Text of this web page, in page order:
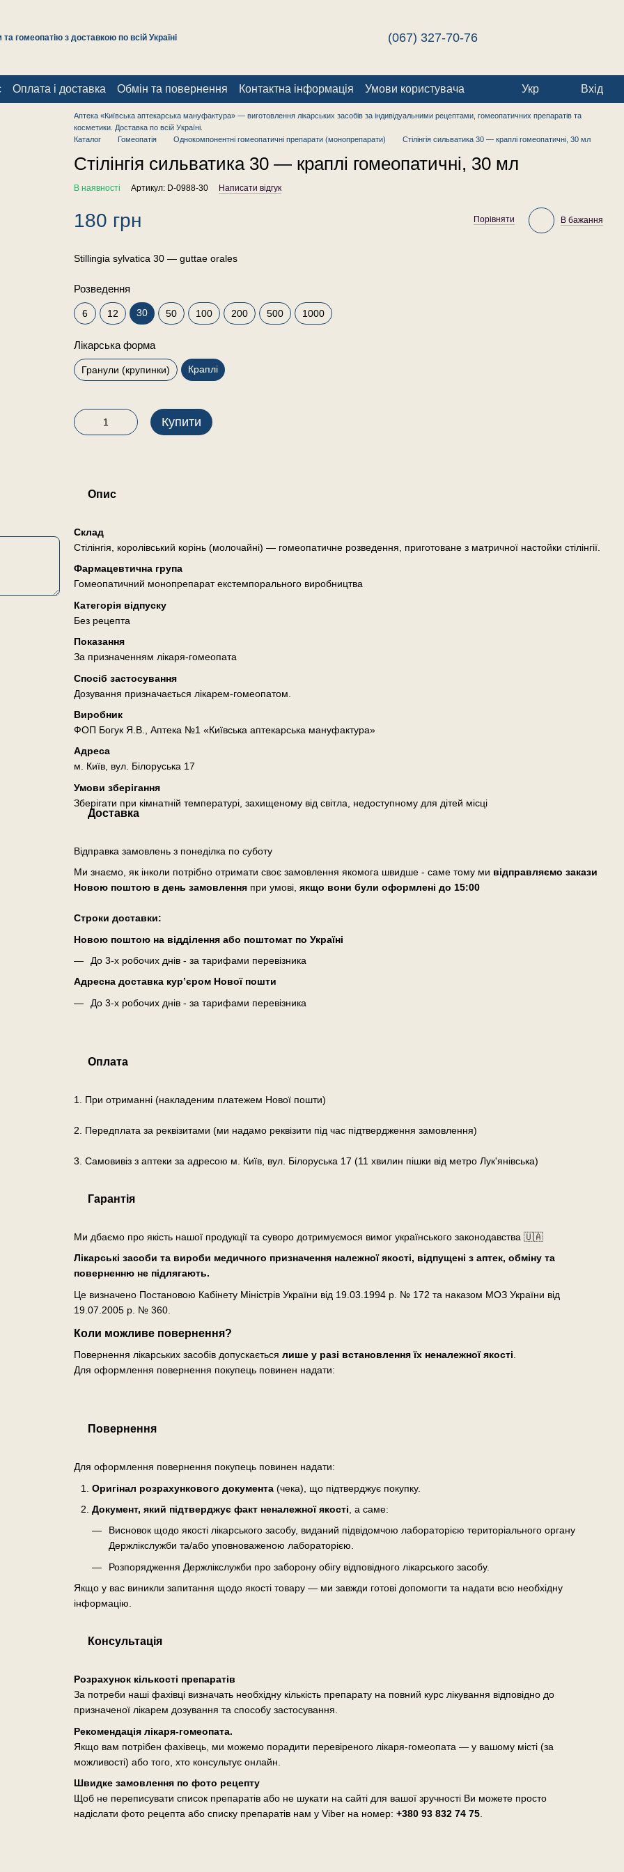
гомеопатію з доставкою по всій Україні (067) 327-70-76
Оплата і доставка Обмін та повернення Контактна інформація Умови користувача Укр Вхід
Аптека «Київська аптекарська мануфактура» — виготовлення лікарських засобів за індивідуальними рецептами, гомеопатичних препаратів та
косметики. Доставка по всій Україні.
Каталог
Гомеопатія Однокомпонентні гомеопатичні препарати (монопрепарати) Стілінгія сильватика 30 — краплі гомеопатичні, 30 мл
Стілінгія сильватика 30 — краплі гомеопатичні, 30 мл
В наявності Артикул: D-0988-30 Написати відгук
180 грн Порівняти В бажання
Stillingia sylvatica 30 — guttae orales
Розведення
6 12 30 50 100 200 500 1000
Лікарська форма
Гранули (крупинки) Краплі
Купити
Опис
Склад
Стілінгія, королівський корінь (молочайні) — гомеопатичне розведення, приготоване з матричної настойки стілінгії.
Фармацевтична група
Гомеопатичний монопрепарат екстемпорального виробництва
Категорія відпуску
Без рецепта
Показання
За призначенням лікаря-гомеопата
Спосіб застосування
Дозування призначається лікарем-гомеопатом.
Виробник
ФОП Богук Я.В., Аптека №1 «Київська аптекарська мануфактура»
Адреса
м. Київ, вул. Білоруська 17
Умови зберігання
Зберігати при кімнатній температурі, захищеному від світла, недоступному для дітей місці
Доставка
Відправка замовлень з понеділка по суботу
Ми знаємо, як інколи потрібно отримати своє замовлення якомога швидше - саме тому ми відправляємо закази
Новою поштою в день замовленняпри умові, якщо вони були оформлені до 15:00
Cтроки доставки:
Новою поштою на відділення або поштомат по Україні
До 3-х робочих днів - за тарифами перевізника
Адресна доставка кур’єром Нової пошти
До 3-х робочих днів - за тарифами перевізника
Оплата
1. При отриманні (накладеним платежем Нової пошти)
2. Передплата за реквізитами (ми надамо реквізити під час підтвердження замовлення)
3. Самовивіз з аптеки за адресою м. Київ, вул. Білоруська 17 (11 хвилин пішки від метро Лук'янівська)
Гарантія
Ми дбаємо про якість нашої продукції та суворо дотримуємося вимог українського законодавства 🇺🇦
Лікарські засоби та вироби медичного призначення належної якості, відпущені з аптек, обміну та
поверненню не підлягають.
Це визначено Постановою Кабінету Міністрів України від 19.03.1994 р. № 172 та наказом МОЗ України від
19.07.2005 р. № 360.
Коли можливе повернення?
Повернення лікарських засобів допускається лише у разі встановлення їх неналежної якості
Для оформлення повернення покупець повинен надати:
Повернення
Для оформлення повернення покупець повинен надати:
Оригінал розрахункового документа(чека), що підтверджує покупку.
Документ, який підтверджує факт неналежної якості , а саме:
Висновок щодо якості лікарського засобу, виданий підвідомчою лабораторією територіального органу
Держлікслужби та/або уповноваженою лабораторією.
Розпорядження Держлікслужби про заборону обігу відповідного лікарського засобу.
Якщо у вас виникли запитання щодо якості товару — ми завжди готові допомогти та надати всю необхідну
інформацію.
Консультація
Розрахунок кількості препаратів
За потреби наші фахівці визначать необхідну кількість препарату на повний курс лікування відповідно до
призначеної лікарем дозування та способу застосування.
Рекомендація лікаря-гомеопата.
Якщо вам потрібен фахівець, ми можемо порадити перевіреного лікаря-гомеопата — у вашому місті (за
можливості) або того, хто консультує онлайн.
Швидке замовлення по фото рецепту
Щоб не переписувати список препаратів або не шукати на сайті для вашої зручності Ви можете просто
надіслати фото рецепта або списку препаратів нам у Viber на номер: +380 93 832 74 75.